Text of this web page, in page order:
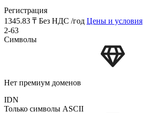
Регистрация
1345.83 ₸ Без НДС /год Цены и условия
2-63
Символы
Нет премиум доменов
IDN
Только символы ASCII